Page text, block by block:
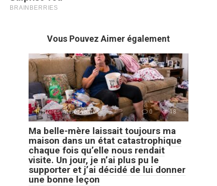
Vous Pouvez Aimer également
Histoires Intéressantes 0 18
Ma belle-mère laissait toujours ma
maison dans un état catastrophique
chaque fois qu’elle nous rendait
visite. Un jour, je n’ai plus pu le
supporter et j’ai décidé de lui donner
une bonne leçon